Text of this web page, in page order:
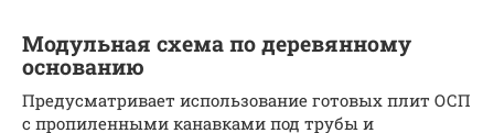
Модульная схема по деревянному
основанию
Предусматривает использование готовых плит ОСП
с пропиленными канавками под трубы и